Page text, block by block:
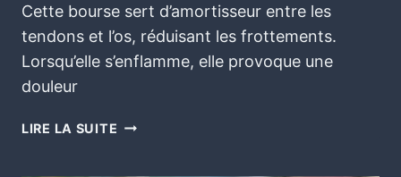
Cette bourse sert d’amortisseur entre les
tendons et l’os, réduisant les frottements.
Lorsqu’elle s’enflamme, elle provoque une
douleur
LIRE LA SUITE